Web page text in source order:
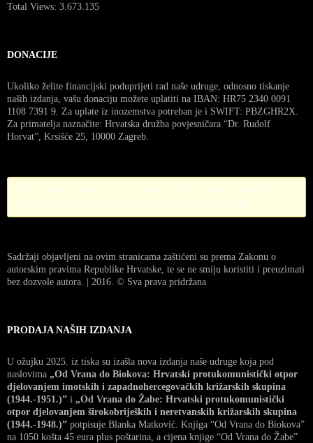
Total Views: 3.673.135
DONACIJE
Ukoliko želite financijski poduprijeti rad naše udruge, odnosno tiskanje
naših izdanja, vašu donaciju možete uplatiti na IBAN: HR75 2340 0091
1108 7391 9. Za uplate iz inozemstva potreban je i SWIFT: PBZGHR2X.
Za primatelja naznačite: Hrvatska družba povjesničara “Dr. Rudolf
Horvat”, Krsišće 25, 10000 Zagreb.
Sadržaji objavljeni na ovim stranicama zaštićeni su prema Zakonu o
autorskim pravima Republike Hrvatske, te se ne smiju koristiti i preuzimati
bez dozvole autora. | 2016. © Sva prava pridržana
PRODAJA NAŠIH IZDANJA
U ožujku 2025. iz tiska su izašla nova izdanja naše udruge koja pod
naslovima „Od Vrana do Biokova: Hrvatski protukomunistički otpor
djelovanjem imotskih i zapadnohercegovačkih križarskih skupina
(1944.-1951.)” i „Od Vrana do Žabe: Hrvatski protukomunistički
otpor djelovanjem širokobrijeških i neretvanskih križarskih skupina
(1944.-1948.)” potpisuje Blanka Matković. Knjiga “Od Vrana do Biokova”
na 1050 košta 45 eura plus poštarina, a cijena knjige “Od Vrana do Žabe”